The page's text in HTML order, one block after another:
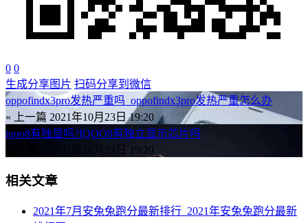
0 0
生成分享图片 扫码分享到微信
oppofindx3pro发热严重吗_oppofindx3pro发热严重怎么办
« 上一篇 2021年10月23日 19:20
iqoo8有独显吗?IQOO8有独立显示芯片吗
2021年10月23日 19:20
相关文章
2021年7月安兔兔跑分最新排行_2021年安兔兔跑分最新